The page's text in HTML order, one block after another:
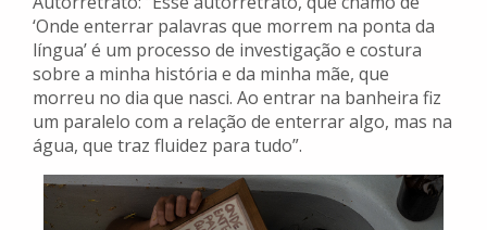
‘Onde enterrar palavras que morrem na ponta da
língua’ é um processo de investigação e costura
sobre a minha história e da minha mãe, que
morreu no dia que nasci. Ao entrar na banheira fiz
um paralelo com a relação de enterrar algo, mas na
água, que traz fluidez para tudo”.